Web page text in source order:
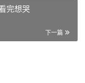
完想哭
下一篇